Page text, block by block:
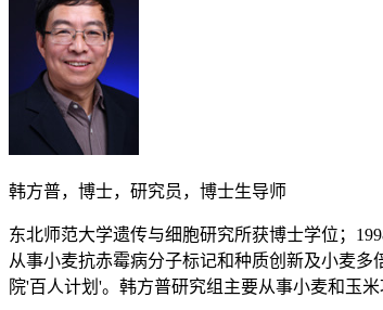
韩方普，博士，研究员，博士生导师
东北师范大学遗传与细胞研究所获博士学位；
从事小麦抗赤霉病分子标记和种质创新及小麦多
院'百人计划'。韩方普研究组主要从事小麦和玉